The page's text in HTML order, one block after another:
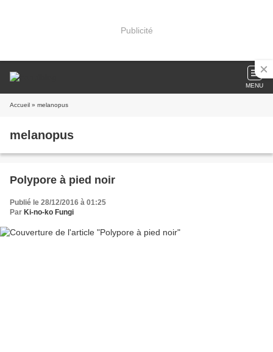
Publicité
MENU
Accueil » melanopus
melanopus
Polypore à pied noir
Publié le 28/12/2016 à 01:25
Par Ki-no-ko Fungi